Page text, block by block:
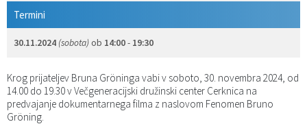
Termini
30.11.2024 (sobota) ob 14:00- 19:30
Krog prijateljev Bruna Gröninga vabi v soboto, 30. novembra 2024, od
14.00 do 19.30 v Večgeneracijski družinski center Cerknica na
predvajanje dokumentarnega filma z naslovom Fenomen Bruno
Gröning.
Služba za šport